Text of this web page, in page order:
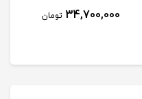
34,700,000 تومان